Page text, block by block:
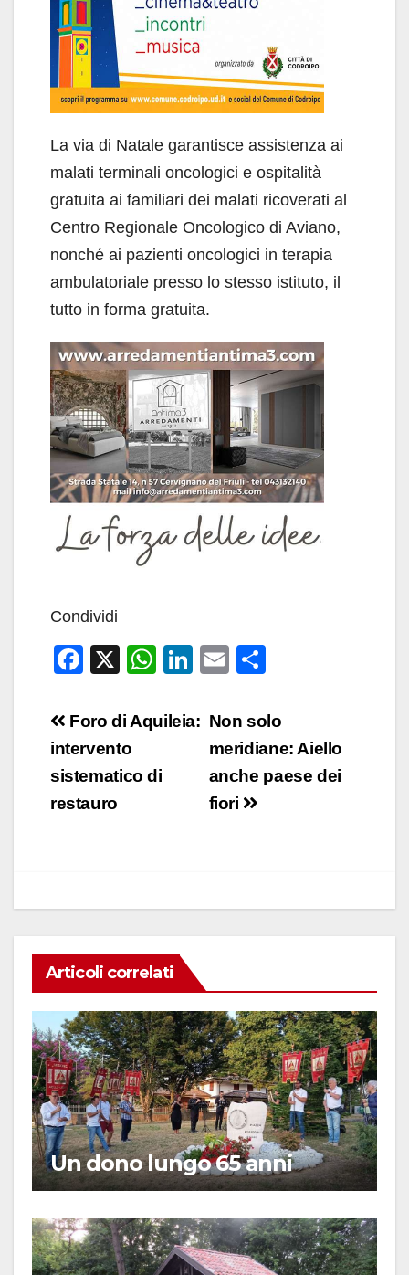
La via di Natale garantisce assistenza ai
malati terminali oncologici e ospitalità
gratuita ai familiari dei malati ricoverati al
Centro Regionale Oncologico di Aviano,
nonché ai pazienti oncologici in terapia
ambulatoriale presso lo stesso istituto, il
tutto in forma gratuita.
Condividi
F
c
e
b
o
X
W
at
A
Li
k
dI
E
ail n
di
vi
Navigazione
articoli
Non solo
meridiane: Aiello
anche paese dei
fiori
Foro di Aquileia:
intervento
sistematico di
restauro
Articoli correlati
Un dono lungo 65 anni